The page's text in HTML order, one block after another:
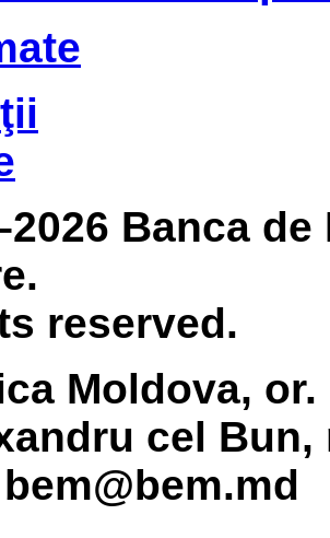
Banca
reserved.
Moldova,
cel Bun,